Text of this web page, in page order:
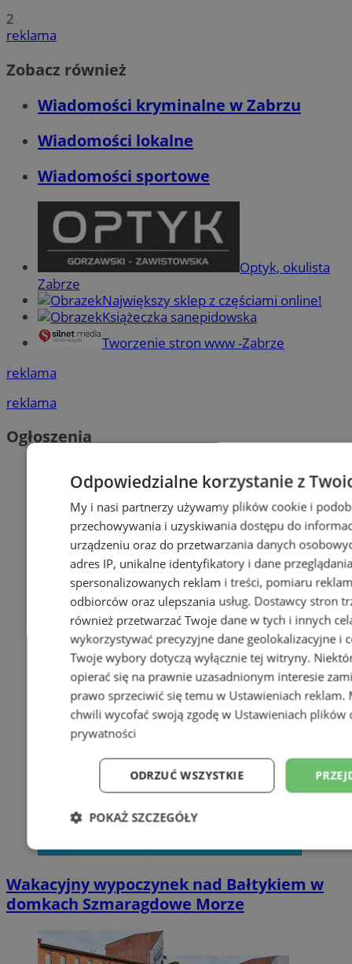
2
reklama
Zobacz również
Wiadomości kryminalne w Zabrzu
Wiadomości lokalne
Wiadomości sportowe
Optyk, okulista
Zabrze
Największy sklep z częściami online!
Książeczka sanepidowska
Tworzenie stron www -Zabrze
reklama
reklama
Ogłoszenia
Wakacyjny wypoczynek nad Bałtykiem w
domkach Szmaragdowe Morze
Odpowiedzialne korzystanie z
My i nasi partnerzy używamy plików cookie i
przechowywania i uzyskiwania dostępu do
urządzeniu oraz do przetwarzania danych
adres IP, unikalne identyfikatory i dane
spersonalizowanych reklam i treści, pomiaru
odbiorców oraz ulepszania usług. Dostawcy stron
również przetwarzać Twoje dane w tych i innych
wykorzystywać precyzyjne dane geolokalizacyjne i
Twoje wybory dotyczą wyłącznie tej witryny.
opierać się na prawnie uzasadnionym interesie
prawo sprzeciwić się temu w Ustawieniach reklam.
chwili wycofać swoją zgodę w Ustawieniach plików
prywatności
ODRZUĆ WSZYSTKIE
POKAŻ SZCZEGÓŁY
Niezbędne Wydajność
Niesklasyfikowane